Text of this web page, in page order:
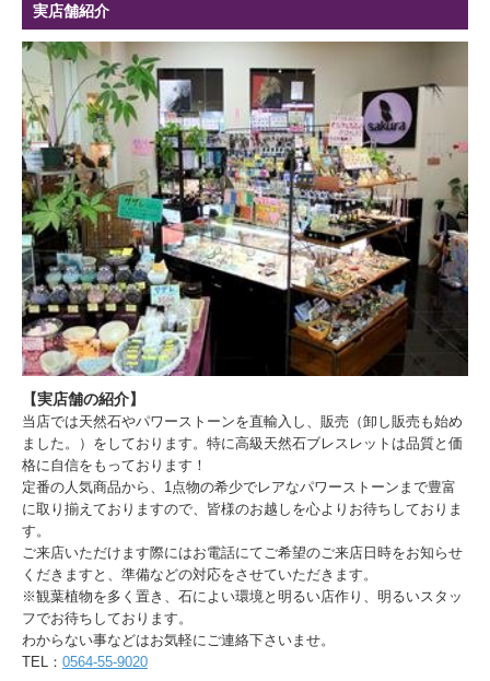
実店舗紹介
【実店舗の紹介】
当店では天然石やパワーストーンを直輸入し、販売（卸し販売も始め
ました。）をしております。特に高級天然石ブレスレットは品質と価
格に自信をもっております！
定番の人気商品から、1点物の希少でレアなパワーストーンまで豊富
に取り揃えておりますので、皆様のお越しを心よりお待ちしておりま
す。
ご来店いただけます際にはお電話にてご希望のご来店日時をお知らせ
くだきますと、準備などの対応をさせていただきます。
※観葉植物を多く置き、石によい環境と明るい店作り、明るいスタッ
フでお待ちしております。
わからない事などはお気軽にご連絡下さいませ。
TEL： 0564-55-9020